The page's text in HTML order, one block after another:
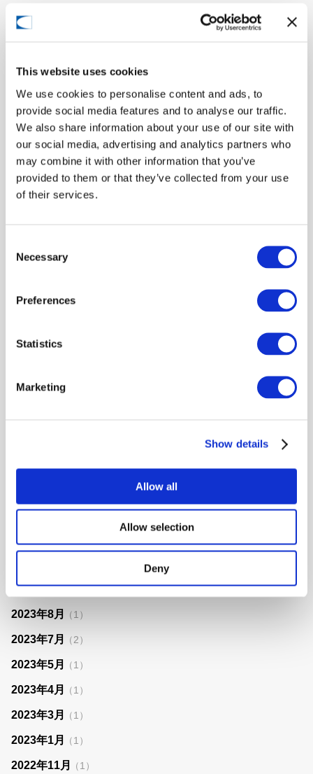
This website uses cookies
We use cookies to personalise content and ads, to
provide social media features and to analyse our traffic.
We also share information about your use of our site with
our social media, advertising and analytics partners who
may combine it with other information that you’ve
provided to them or that they’ve collected from your use
of their services.
Selection
Necessary
Preferences
Statistics
Marketing
Show details
Allow all
Allow selection
Deny
English
Medical（6）
Other（4）
月別アーカイブ
2025年8月
2025年3月（2）
2024年12月
2024年10月
2024年3月（2）
2023年9月（1）
2023年8月 （1）
2023年7月 （2）
2023年5月 （1）
2023年4月 （1）
2023年3月 （1）
2023年1月 （1）
2022年11月 （1）